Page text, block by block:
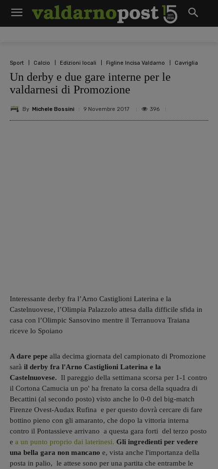
Sport Calcio Edizioni locali Figline Incisa Valdarno Cavriglia
Un derby e due gare interne per le
valdarnesi di Promozione
By Michele Bossini 9 Novembre 2017 396
Interessante derby fra l’Arno Castiglioni Laterina e la
Castelnuovese, l’Olimpia Palazzolo attesa dalla difficile sfida in
casa con l’Olimpic Sansovino mentre il Terranuova Traiana
riceve lo Spoiano
A dare pepe alla decima giornata del campionato di Promozione
sarà il derby fra l'Arno Castiglioni Laterina e la
Castelnuovese.
Il pareggio della settimana scorsa per 1-1 contro
il Cortona Camucia un po' ha frenato la corsa della squadra di
Becattini (al secondo posto) visto anche lo 0-0 del big-match
Firenze Ovest-Audax Rufina e per questo dovrà cercare di fare
bottino pieno con gli amaranto, che dopo la vittoria interna
contro il Pontassieve arrivano a questa gara forti del terzo posto
e a un punto proprio dai laterinesi. Gli ingredienti per vedere
una bella gara non mancano e, vista anche l'importanza della
posta in palio, le attese sono per una partita che entrambe le